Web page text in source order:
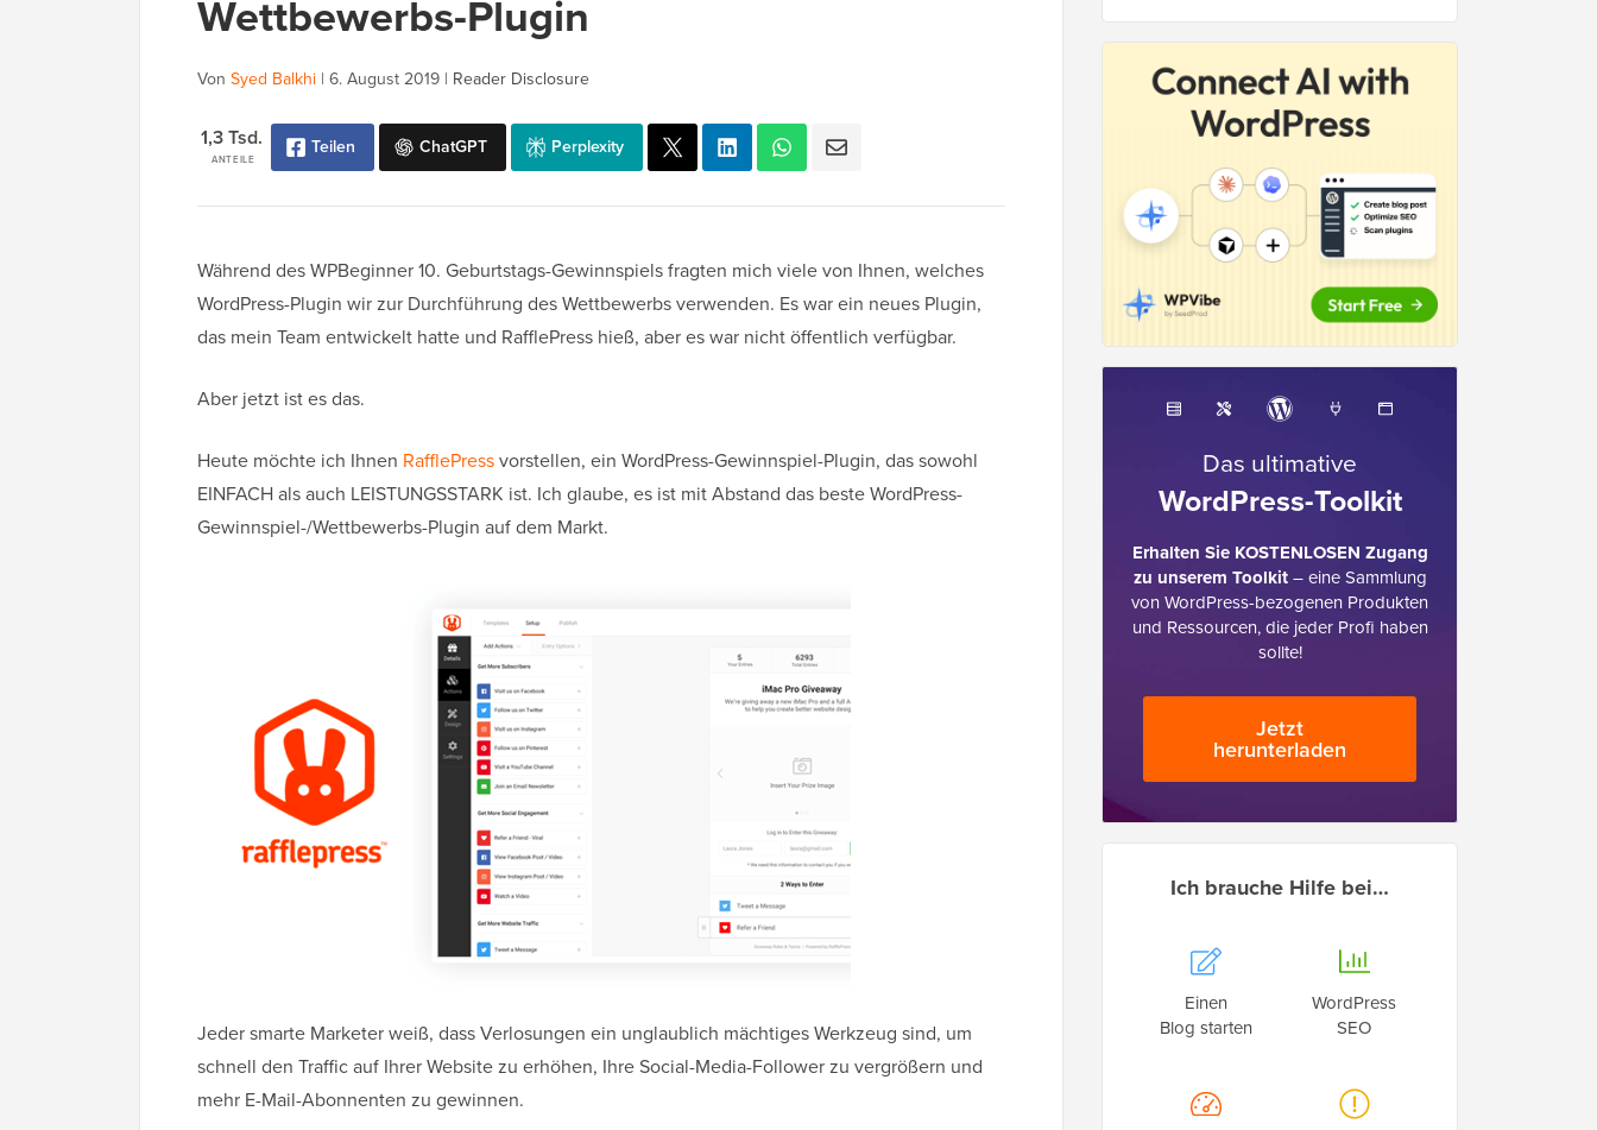
Wettbewerbs-Plugin
Von Syed Balkhi | 6. August 2019 | Reader Disclosure
ANTEILE
1,3 Tsd. Teilen ChatGPT Perplexity
Während des WPBeginner 10. Geburtstags-Gewinnspiels fragten mich viele von Ihnen, welches
WordPress-Plugin wir zur Durchführung des Wettbewerbs verwenden. Es war ein neues Plugin,
das mein Team entwickelt hatte und RafflePress hieß, aber es war nicht öffentlich verfügbar.
Aber jetzt ist es das.
Heute möchte ich Ihnen RafflePressvorstellen, ein WordPress-Gewinnspiel-Plugin, das sowohl
EINFACH als auch LEISTUNGSSTARK ist. Ich glaube, es ist mit Abstand das beste WordPress-
Gewinnspiel-/Wettbewerbs-Plugin auf dem Markt.
Jeder smarte Marketer weiß, dass Verlosungen ein unglaublich mächtiges Werkzeug sind, um
schnell den Traffic auf Ihrer Website zu erhöhen, Ihre Social-Media-Follower zu vergrößern und
mehr E-Mail-Abonnenten zu gewinnen.
Das ultimative
WordPress-Toolkit
Erhalten Sie KOSTENLOSEN Zugang
zu unserem Toolkit– eine Sammlung
von WordPress-bezogenen Produkten
und Ressourcen, die jeder Profi haben
sollte!
Jetzt
herunterladen
Ich brauche Hilfe bei…
Einen
Blog starten
WordPress
SEO